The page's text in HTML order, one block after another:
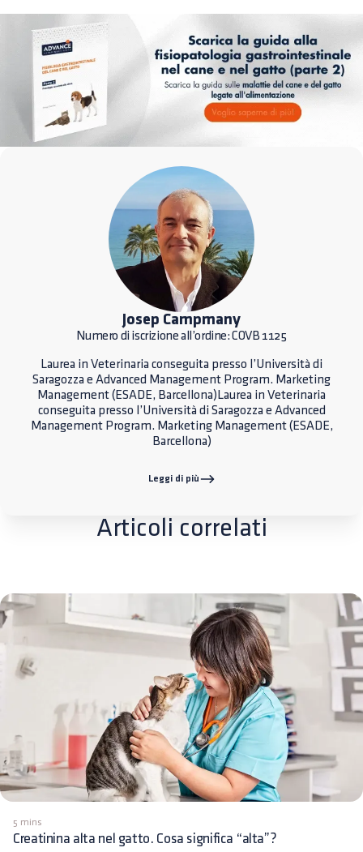
Josep Campmany
Numero di iscrizione all’ordine: COVB 1125
Laurea in Veterinaria conseguita presso l’Università di
Saragozza e Advanced Management Program. Marketing
Management (ESADE, Barcellona)Laurea in Veterinaria
conseguita presso l’Università di Saragozza e Advanced
Management Program. Marketing Management (ESADE,
Barcellona)
Leggi di più
Articoli correlati
5 mins
Creatinina alta nel gatto. Cosa significa “alta”?